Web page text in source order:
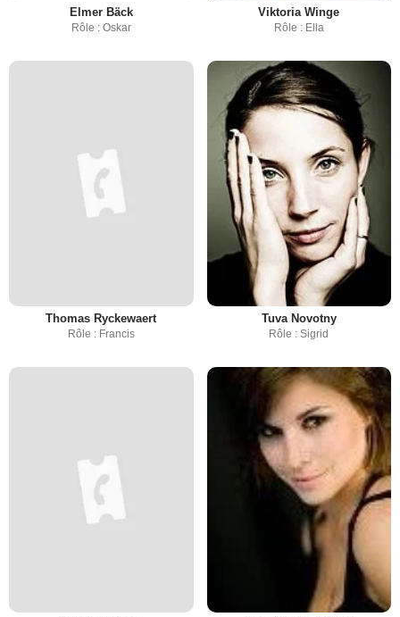
Elmer Bäck
Rôle : Oskar
Viktoria Winge
Rôle : Ella
Thomas Ryckewaert
Rôle : Francis
Tuva Novotny
Rôle : Sigrid